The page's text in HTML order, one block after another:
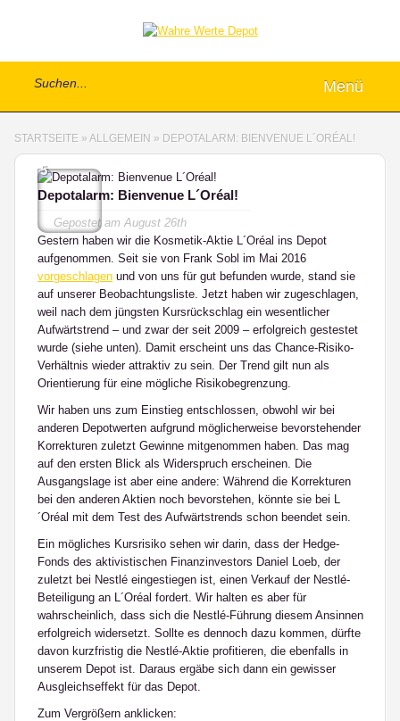
Menü
STARTSEITE » ALLGEMEIN » DEPOTALARM: BIENVENUE L´ORÉAL!
5
Depotalarm: Bienvenue L´Oréal!
Gepostet amAugust 26th
Gestern haben wir die Kosmetik-Aktie L´Oréal ins Depot
aufgenommen. Seit sie von Frank Sobl im Mai 2016
vorgeschlagen und von uns für gut befunden wurde, stand sie
auf unserer Beobachtungsliste. Jetzt haben wir zugeschlagen,
weil nach dem jüngsten Kursrückschlag ein wesentlicher
Aufwärtstrend – und zwar der seit 2009 – erfolgreich gestestet
wurde (siehe unten). Damit erscheint uns das Chance-Risiko-
Verhältnis wieder attraktiv zu sein. Der Trend gilt nun als
Orientierung für eine mögliche Risikobegrenzung.
Wir haben uns zum Einstieg entschlossen, obwohl wir bei
anderen Depotwerten aufgrund möglicherweise bevorstehender
Korrekturen zuletzt Gewinne mitgenommen haben. Das mag
auf den ersten Blick als Widerspruch erscheinen. Die
Ausgangslage ist aber eine andere: Während die Korrekturen
bei den anderen Aktien noch bevorstehen, könnte sie bei L
´Oréal mit dem Test des Aufwärtstrends schon beendet sein.
Ein mögliches Kursrisiko sehen wir darin, dass der Hedge-
Fonds des aktivistischen Finanzinvestors Daniel Loeb, der
zuletzt bei Nestlé eingestiegen ist, einen Verkauf der Nestlé-
Beteiligung an L´Oréal fordert. Wir halten es aber für
wahrscheinlich, dass sich die Nestlé-Führung diesem Ansinnen
erfolgreich widersetzt. Sollte es dennoch dazu kommen, dürfte
davon kurzfristig die Nestlé-Aktie profitieren, die ebenfalls in
unserem Depot ist. Daraus ergäbe sich dann ein gewisser
Ausgleichseffekt für das Depot.
Zum Vergrößern anklicken: